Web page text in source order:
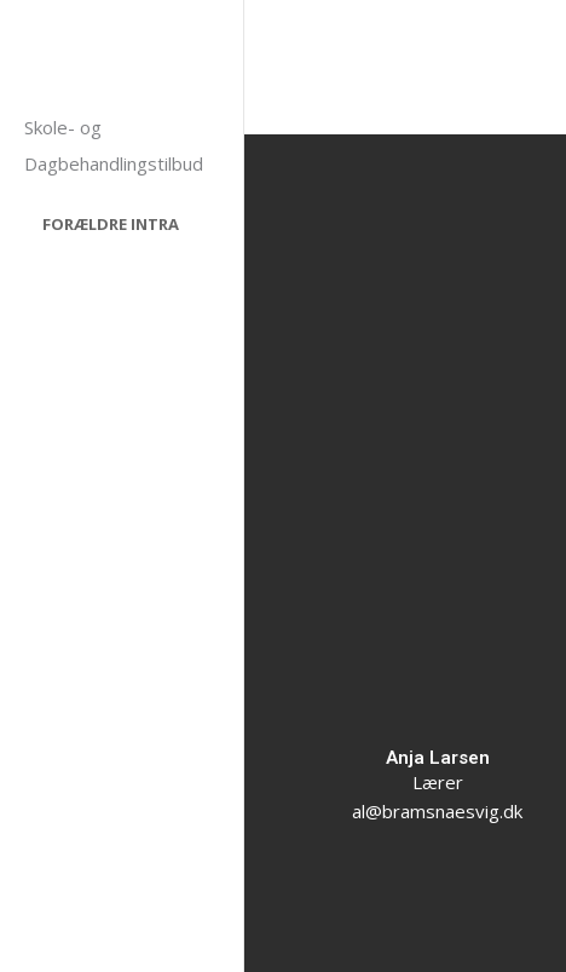
Skole- og
Dagbehandlingstilbud
FORÆLDRE INTRA
Anja Larsen
Lærer
al@bramsnaesvig.dk